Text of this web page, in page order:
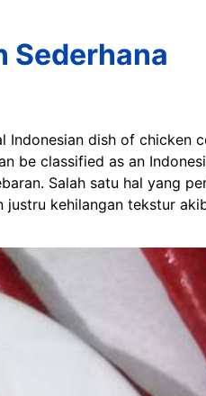
Sederhana
Indonesian dish of chicken
be classified as an
Salah satu hal yang
kehilangan tekstur